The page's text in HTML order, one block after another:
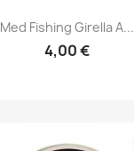
Med Fishing Girella A...
4,00 €